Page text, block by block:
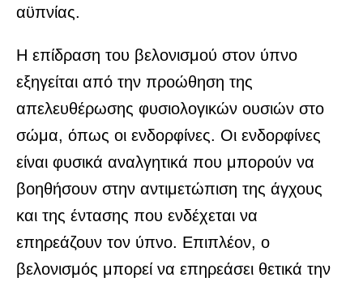
αϋπνίας.
Η επίδραση του βελονισμού στον ύπνο
εξηγείται από την προώθηση της
απελευθέρωσης φυσιολογικών ουσιών στο
σώμα, όπως οι ενδορφίνες. Οι ενδορφίνες
είναι φυσικά αναλγητικά που μπορούν να
βοηθήσουν στην αντιμετώπιση της άγχους
και της έντασης που ενδέχεται να
επηρεάζουν τον ύπνο. Επιπλέον, ο
βελονισμός μπορεί να επηρεάσει θετικά την